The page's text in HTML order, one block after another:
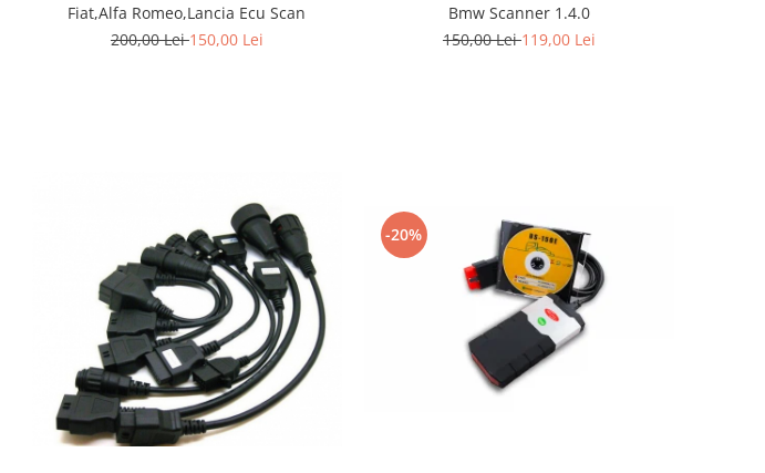
Fiat,Alfa Romeo,Lancia Ecu Scan
200,00 Lei150,00 Lei
Bmw Scanner 1.4.0
150,00 Lei119,00 Lei
-20%